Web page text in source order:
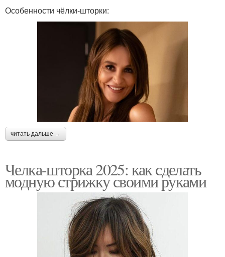
Особенности чёлки-шторки:
читать дальше →
Челка-шторка 2025: как сделать
модную стрижку своими руками